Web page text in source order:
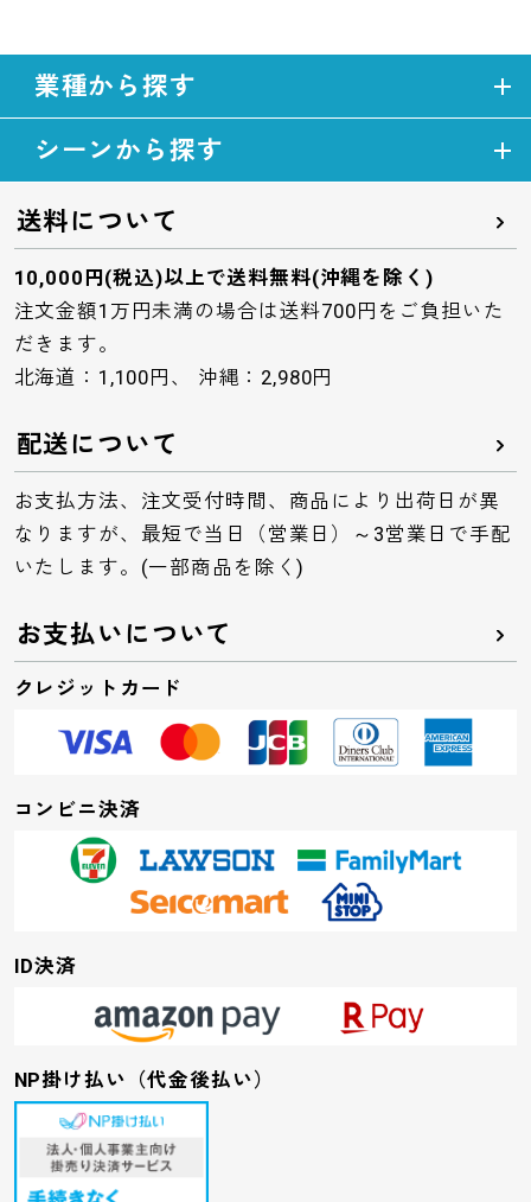
業種から探す
シーンから探す
送料について
10,000円(税込)以上で送料無料(沖縄を除く)
注文金額1万円未満の場合は送料700円をご負担いた
だきます。
北海道：1,100円、 沖縄：2,980円
配送について
お支払方法、注文受付時間、商品により出荷日が異
なりますが、最短で当日（営業日）～3営業日で手配
いたします。(一部商品を除く)
お支払いについて
クレジットカード
コンビニ決済
ID決済
NP掛け払い（代金後払い）